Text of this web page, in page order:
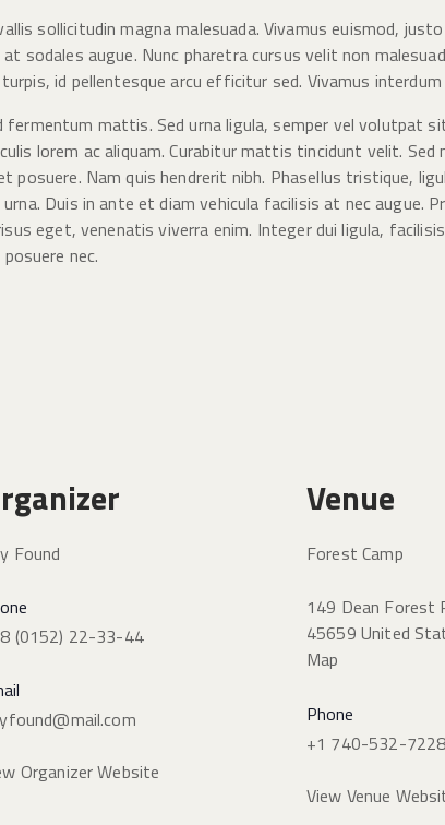
sollicitudin magna malesuada. Vivamus euismod,
sodales augue. Nunc pharetra cursus velit non
id pellentesque arcu efficitur sed. Vivamus
mattis. Sed urna ligula, semper vel volutpat
lorem ac aliquam. Curabitur mattis tincidunt velit.
posuere. Nam quis hendrerit nibh. Phasellus tristique,
Duis in ante et diam vehicula facilisis at nec augue.
eget, venenatis viverra enim. Integer dui ligula,
nec.
Found
(0152) 22-33-44
Organizer Website
Venue
Forest Camp
149 Dean Forest
45659 United
Map
Phone
+1 740-532-7228
View Venue